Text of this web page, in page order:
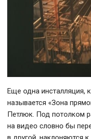
Еще одна инсталляция,
называется «Зона
Петлюк. Под потолком
на видео словно бы